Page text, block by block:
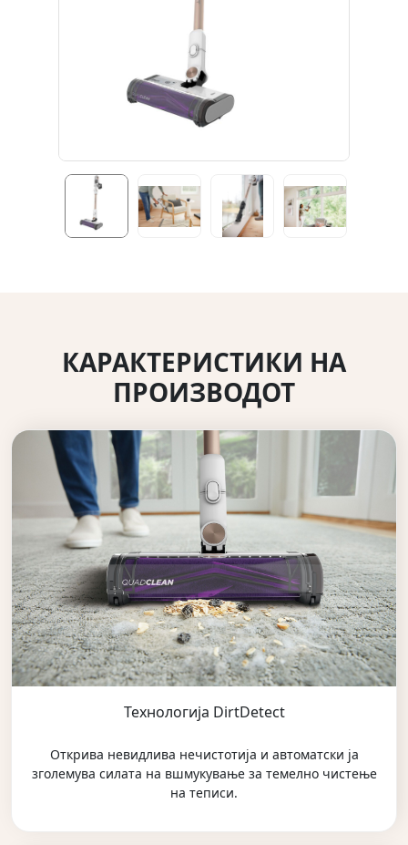
КАРАКТЕРИСТИКИ НА
ПРОИЗВОДОТ
Технологија DirtDetect
Открива невидлива нечистотија и автоматски ја
зголемува силата на вшмукување за темелно чистење
на теписи.